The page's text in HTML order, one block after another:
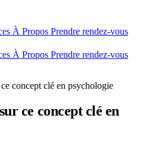
À Propos Prendre rendez-vous
À Propos Prendre rendez-vous
concept clé en psychologie
ce concept clé en